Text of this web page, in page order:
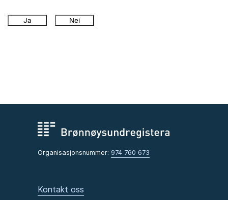
Ja Nei
Organisasjonsnummer: 974 760 673
Kontakt oss